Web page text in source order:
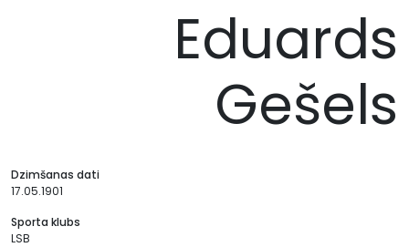
Eduards
Gešels
Dzimšanas dati
17.05.1901
Sporta klubs
LSB